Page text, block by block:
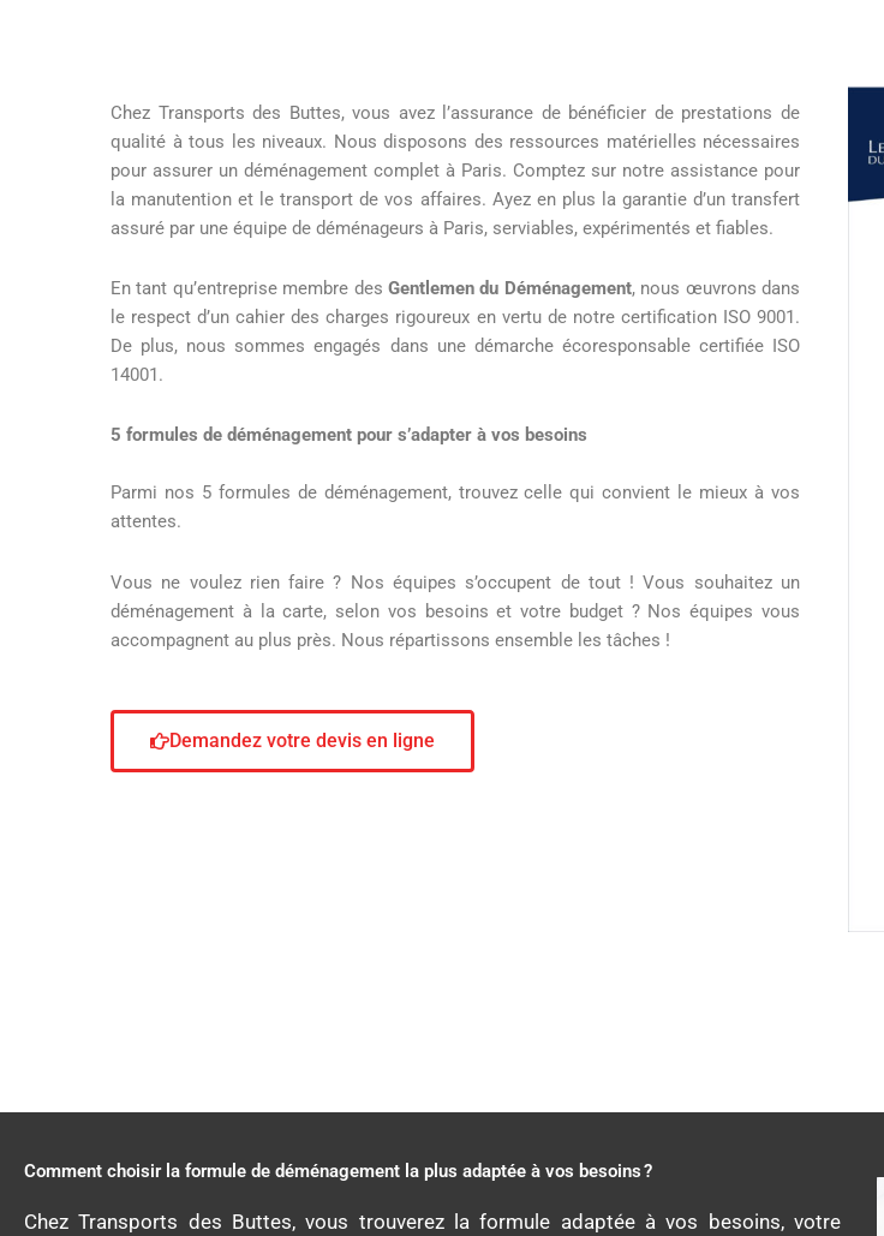
Chez Transports des Buttes, vous avez l’assurance de bénéficier de prestations de
qualité à tous les niveaux. Nous disposons des ressources matérielles nécessaires
pour assurer un déménagement complet à Paris. Comptez sur notre assistance pour
la manutention et le transport de vos affaires. Ayez en plus la garantie d’un transfert
assuré par une équipe de déménageurs à Paris, serviables, expérimentés et fiables.
En tant qu’entreprise membre des Gentlemen du Déménagement, nous œuvrons dans
le respect d’un cahier des charges rigoureux en vertu de notre certification ISO 9001.
De plus, nous sommes engagés dans une démarche écoresponsable certifiée ISO
14001.
5 formules de déménagement pour s’adapter à vos besoins
Parmi nos 5 formules de déménagement, trouvez celle qui convient le mieux à vos
attentes.
Vous ne voulez rien faire ? Nos équipes s’occupent de tout ! Vous souhaitez un
déménagement à la carte, selon vos besoins et votre budget ? Nos équipes vous
accompagnent au plus près. Nous répartissons ensemble les tâches !
Demandez votre devis en ligne
Comment choisir la formule de déménagement la plus adaptée à vos besoins ?
Chez Transports des Buttes, vous trouverez la formule adaptée à vos besoins, votre